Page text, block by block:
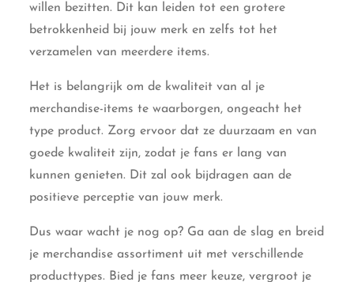
willen bezitten. Dit kan leiden tot een grotere
betrokkenheid bij jouw merk en zelfs tot het
verzamelen van meerdere items.
Het is belangrijk om de kwaliteit van al je
merchandise-items te waarborgen, ongeacht het
type product. Zorg ervoor dat ze duurzaam en van
goede kwaliteit zijn, zodat je fans er lang van
kunnen genieten. Dit zal ook bijdragen aan de
positieve perceptie van jouw merk.
Dus waar wacht je nog op? Ga aan de slag en breid
je merchandise assortiment uit met verschillende
producttypes. Bied je fans meer keuze, vergroot je